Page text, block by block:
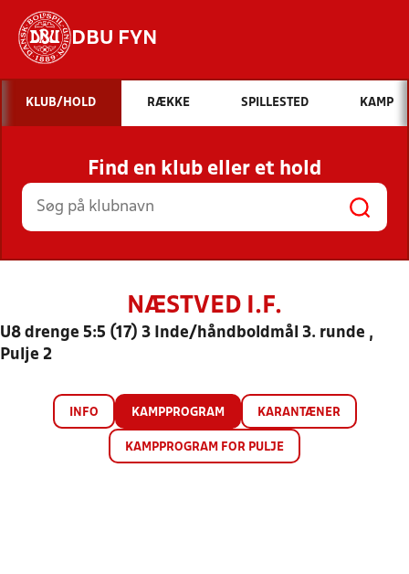
DBU FYN
Hvad vil du søge efter?
INDHOLD OG NYHEDER
STILLINGER, RESULTATER, KLUBBER OG
HOLD
KLUB/HOLD RÆKKE SPILLESTED KAMP
Find en klub eller et hold
NÆSTVED I.F.
U8 drenge 5:5 (17) 3 Inde/håndboldmål 3. runde ,
Pulje 2
INFO KAMPPROGRAM KARANTÆNER
KAMPPROGRAM FOR PULJE